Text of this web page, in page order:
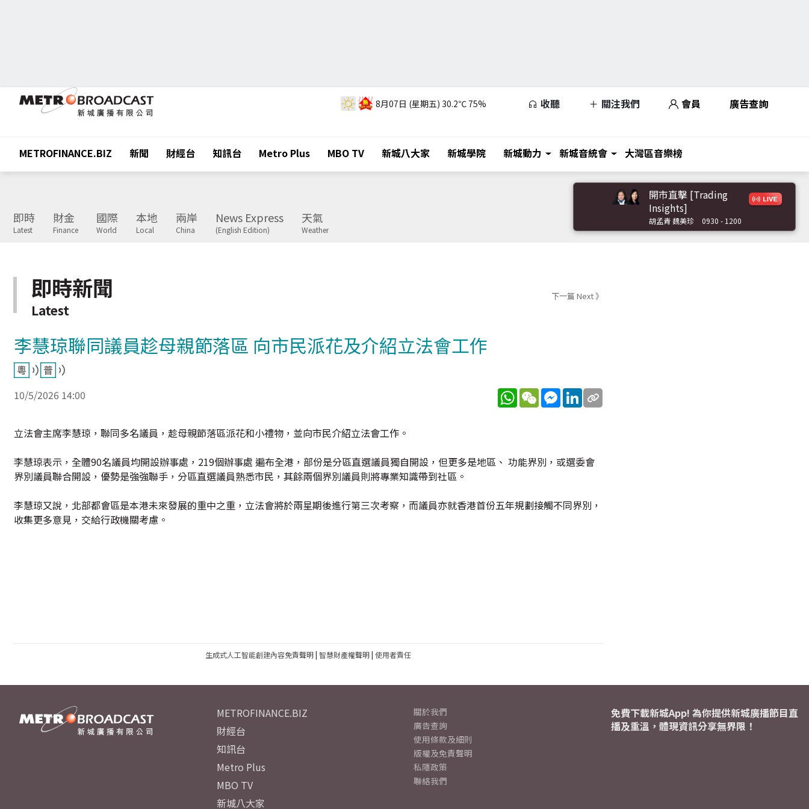
8月07日 (星期五) 30.2℃ 75% 收聽 關注我們 會員 廣告查詢
METROFINANCE.BIZ 新聞 財經台 知訊台 Metro Plus MBO TV 新城八大家 新城學院 新城動力 新城音統會 大灣區音樂榜
即時
Latest
財金
Finance
國際
World
本地
Local
兩岸
China
News Express
(English Edition)
天氣
Weather
開市直擊 [Trading
Insights]
胡孟青 魏美珍 0930 - 1200
即時新聞
Latest
下一篇 Next 》
李慧琼聯同議員趁母親節落區 向市民派花及介紹立法會工作
10/5/2026 14:00 WhatsApp
WeChatMessenger
LinkedIn
立法會主席李慧琼，聯同多名議員，趁母親節落區派花和小禮物，並向市民介紹立法會工作。
李慧琼表示，全體90名議員均開設辦事處，219個辦事處 遍布全港，部份是分區直選議員獨自開設，但更多是地區、 功能界別，或選委會
界別議員聯合開設，優勢是強強聯手，分區直選議員熟悉市民，其餘兩個界別議員則將專業知識帶到社區。
李慧琼又說，北部都會區是本港未來發展的重中之重，立法會將於兩星期後進行第三次考察，而議員亦就香港首份五年規劃接觸不同界別，
收集更多意見，交給行政機關考慮。
生成式人工智能創建內容免責聲明| 智慧財產權聲明| 使用者責任
METROFINANCE.BIZ
財經台
知訊台
Metro Plus
MBO TV
新城八大家
關於我們
廣告查詢
使用條款及細則
版權及免責聲明
私隱政策
聯絡我們
免費下載新城App! 為你提供新城廣播節目直
播及重溫，體現資訊分享無界限！